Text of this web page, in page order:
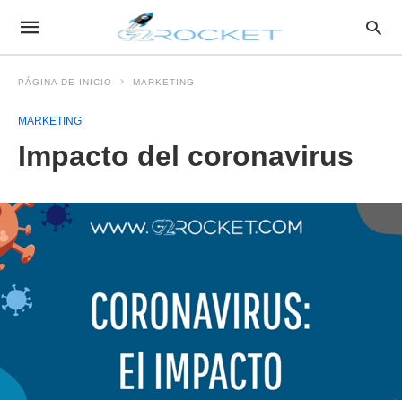
PÁGINA DE INICIO MARKETING
MARKETING
Impacto del coronavirus